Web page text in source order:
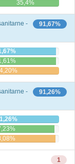
35,4%
91,67%
-
91,26%
-
1